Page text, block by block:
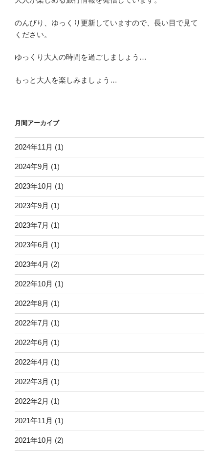
のんびり、ゆっくり更新していますので、長い目で見て
ください。
ゆっくり大人の時間を過ごしましょう…
もっと大人を楽しみましょう…
月間アーカイブ
2024年11月 (1)
2024年9月 (1)
2023年10月 (1)
2023年9月 (1)
2023年7月 (1)
2023年6月 (1)
2023年4月 (2)
2022年10月 (1)
2022年8月 (1)
2022年7月 (1)
2022年6月 (1)
2022年4月 (1)
2022年3月 (1)
2022年2月 (1)
2021年11月 (1)
2021年10月 (2)